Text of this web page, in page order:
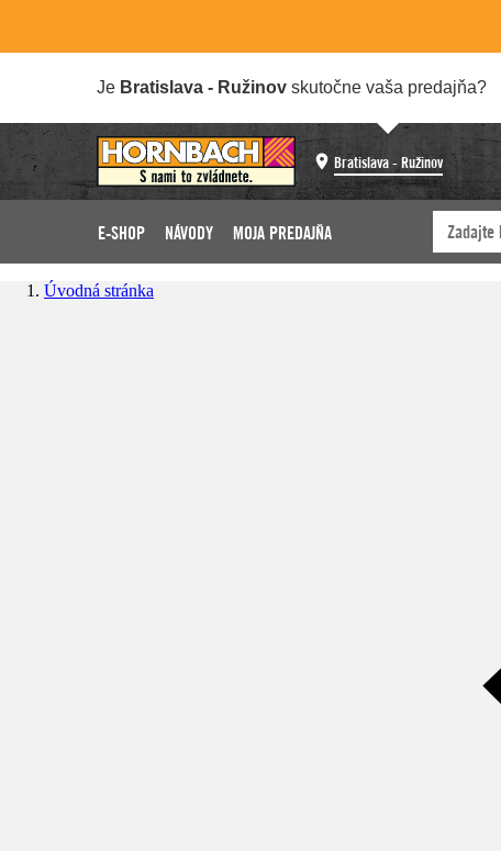
Je Bratislava - Ružinov skutočne vaša predajňa?
Bratislava - Ružinov
E-SHOP NÁVODY MOJA PREDAJŇA
Úvodná stránka